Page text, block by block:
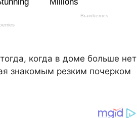
когда в доме больше нет
знакомым резким почерком